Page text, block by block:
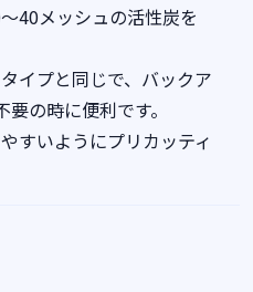
40メッシュの活性炭を
イプと同じで、バックア
の時に便利です。
すいようにプリカッティ